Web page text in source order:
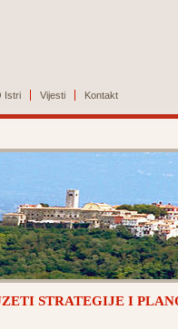
Istri Vijesti Kontakt
STRATEGIJE I